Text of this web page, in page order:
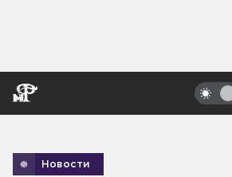
Новости